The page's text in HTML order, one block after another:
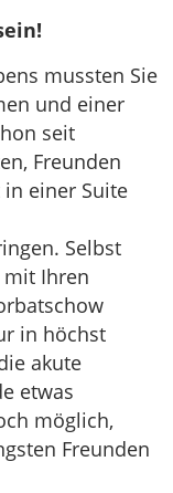
mussten Sie
und einer
seit
Freunden
einer Suite
Selbst
mit Ihren
in höchst
akute
etwas
möglich,
Freunden